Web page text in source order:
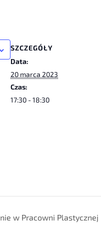
SZCZEGÓŁY
Data:
20 marca 2023
Czas:
17:30 - 18:30
w Pracowni Plastycznej